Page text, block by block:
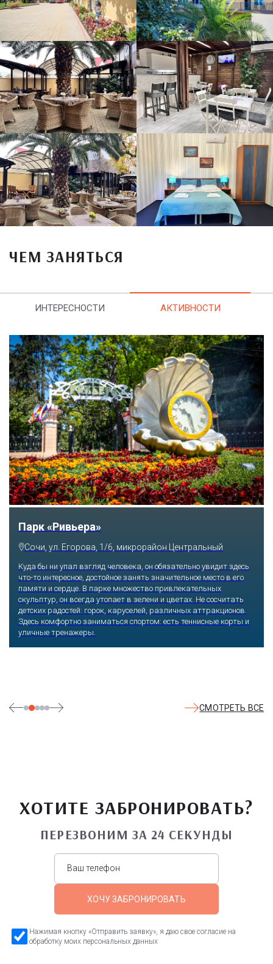
ЧЕМ ЗАНЯТЬСЯ
ИНТЕРЕСНОСТИ АКТИВНОСТИ
Аквапарк «АКВАЛОО»
Сочи, ул. Декабристов, 78б
Градусы веселья в любое время года повысят экстремальные
горки, анимационные программы и пенные дискотеки. Добавят
жару SPA-зоны с джакузи и саунами, баня с эффектом соляной
комнаты. Никто не откажется поплавать в бассейнах с теплой
морской водой, испытать эффект гидромассажных водопадов.
Малыши могут безопасно плескаться в детском бассейне.
СМОТРЕТЬ ВСЕ
ХОТИТЕ ЗАБРОНИРОВАТЬ?
ПЕРЕЗВОНИМ ЗА 24 СЕКУНДЫ
ХОЧУ ЗАБРОНИРОВАТЬ
Нажимая кнопку «Отправить заявку», я даю свое согласие на
обработку моих персональных данных